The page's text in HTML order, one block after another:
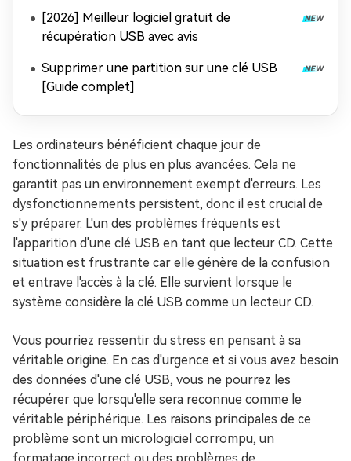
[2026] Meilleur logiciel gratuit de
récupération USB avec avis
Supprimer une partition sur une clé USB
[Guide complet]
Les ordinateurs bénéficient chaque jour de
fonctionnalités de plus en plus avancées. Cela ne
garantit pas un environnement exempt d'erreurs. Les
dysfonctionnements persistent, donc il est crucial de
s'y préparer. L'un des problèmes fréquents est
l'apparition d'une clé USB en tant que lecteur CD. Cette
situation est frustrante car elle génère de la confusion
et entrave l'accès à la clé. Elle survient lorsque le
système considère la clé USB comme un lecteur CD.
Vous pourriez ressentir du stress en pensant à sa
véritable origine. En cas d'urgence et si vous avez besoin
des données d'une clé USB, vous ne pourrez les
récupérer que lorsqu'elle sera reconnue comme le
véritable périphérique. Les raisons principales de ce
problème sont un micrologiciel corrompu, un